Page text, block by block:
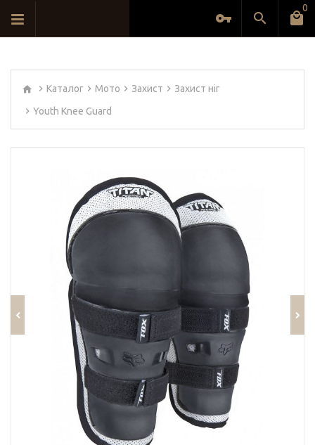
0
Каталог Мото Захист Захист ніг
Youth Knee Guard